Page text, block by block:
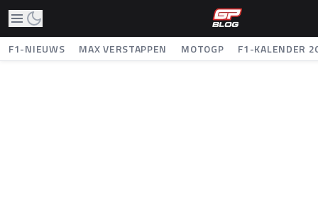
F1-NIEUWS MAX VERSTAPPEN MOTOGP F1-KALENDER